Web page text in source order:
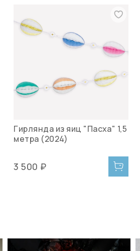
Гирлянда из яиц "Пасха" 1,5
метра (2024)
3 500 ₽